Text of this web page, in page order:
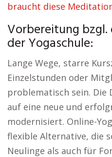
braucht diese
Vorbereitung
der Yogaschule:
Lange Wege, starre
Einzelstunden oder
problematisch sein. Die
auf eine neue und
modernisiert. Online-
flexible Alternative, die
Neulinge als auch für